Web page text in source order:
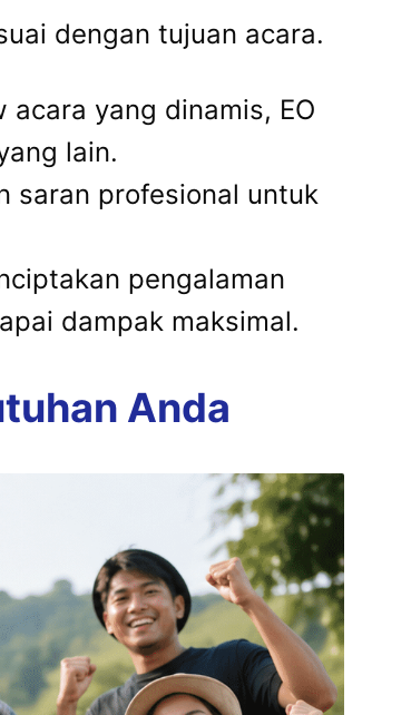
dengan tujuan acara.
yang dinamis, EO
lain.
saran profesional untuk
pengalaman
dampak maksimal.
Anda